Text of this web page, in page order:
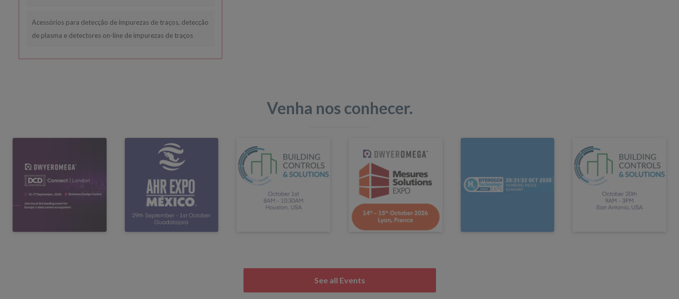
Acessórios para detecção de impurezas de traços, detecção
de plasma e detectores on-line de impurezas de traços
Venha nos conhecer.
See all Events